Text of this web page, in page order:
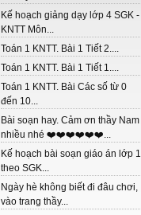
Kế hoạch giảng dạy lớp 4 SGK -
KNTT Môn...
Toán 1 KNTT. Bài 1 Tiết 2....
Toán 1 KNTT. Bài 1 Tiết 1....
Toán 1 KNTT. Bài Các số từ 0
đến 10...
Bài soạn hay. Cảm ơn thầy Nam
nhiều nhé ❤️❤️❤️❤️❤️❤️...
Kế hoạch bài soạn giáo án lớp 1
theo SGK...
Ngày hè không biết đi đâu chơi,
vào trang thầy...